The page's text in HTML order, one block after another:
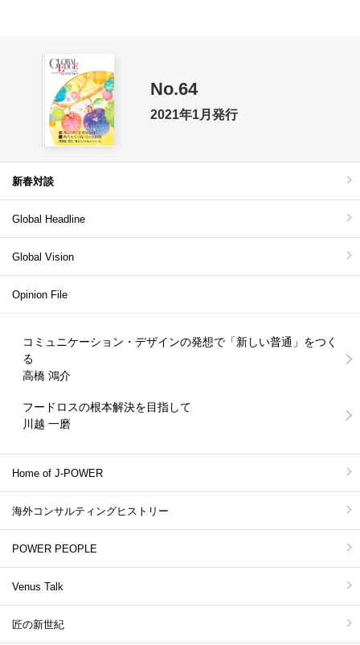
No.64
2021年1月発行
新春対談
Global Headline
Global Vision
Opinion File
コミュニケーション・デザインの発想で「新しい普通」をつく
る
高橋 鴻介
フードロスの根本解決を目指して
川越 一磨
Home of J-POWER
海外コンサルティングヒストリー
POWER PEOPLE
Venus Talk
匠の新世紀